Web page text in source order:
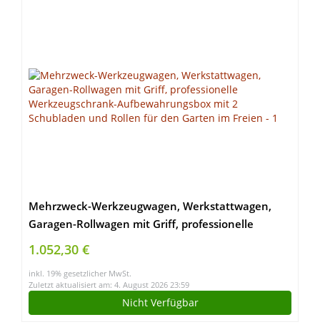
Mehrzweck-Werkzeugwagen, Werkstattwagen,
Garagen-Rollwagen mit Griff, professionelle
Werkzeugschrank-Aufbewahrungsbox mit 2
Schubladen und Rollen für den Garten im Freien
1.052,30 €
inkl. 19% gesetzlicher MwSt.
Zuletzt aktualisiert am: 4. August 2026 23:59
Nicht Verfügbar